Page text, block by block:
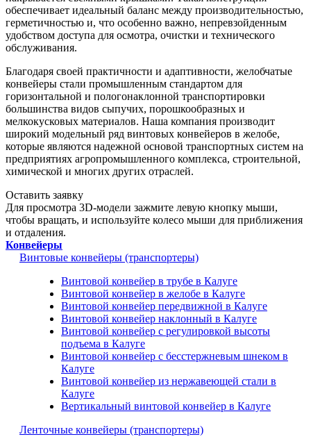
обеспечивает идеальный баланс между производительностью,
герметичностью и, что особенно важно, непревзойденным
удобством доступа для осмотра, очистки и технического
обслуживания.
Благодаря своей практичности и адаптивности, желобчатые
конвейеры стали промышленным стандартом для
горизонтальной и пологонаклонной транспортировки
большинства видов сыпучих, порошкообразных и
мелкокусковых материалов. Наша компания производит
широкий модельный ряд винтовых конвейеров в желобе,
которые являются надежной основой транспортных систем на
предприятиях агропромышленного комплекса, строительной,
химической и многих других отраслей.
Оставить заявку
Для просмотра 3D-модели зажмите левую кнопку мыши,
чтобы вращать, и используйте колесо мыши для приближения
и отдаления.
Конвейеры
Винтовые конвейеры (транспортеры)
Винтовой конвейер в трубе в Калуге
Винтовой конвейер в желобе в Калуге
Винтовой конвейер передвижной в Калуге
Винтовой конвейер наклонный в Калуге
Винтовой конвейер с регулировкой высоты
подъема в Калуге
Винтовой конвейер с бесстержневым шнеком в
Калуге
Винтовой конвейер из нержавеющей стали в
Калуге
Вертикальный винтовой конвейер в Калуге
Ленточные конвейеры (транспортеры)